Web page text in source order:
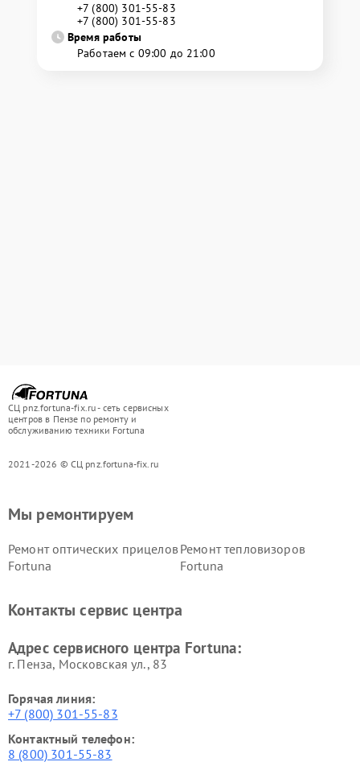
+7 (800) 301-55-83
+7 (800) 301-55-83
Время работы
Работаем с 09:00 до 21:00
СЦ pnz.fortuna-fix.ru - сеть сервисных
центров в Пензе по ремонту и
обслуживанию техники Fortuna
2021-2026 © СЦ pnz.fortuna-fix.ru
Мы ремонтируем
Ремонт оптических прицелов
Fortuna
Ремонт тепловизоров
Fortuna
Контакты сервис центра
Адрес сервисного центра Fortuna:
г. Пенза, Московская ул., 83
Горячая линия:
+7 (800) 301-55-83
Контактный телефон:
8 (800) 301-55-83